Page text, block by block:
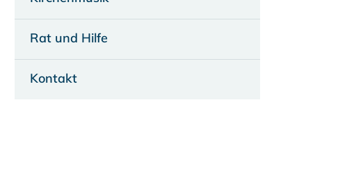
Rat und Hilfe
Kontakt